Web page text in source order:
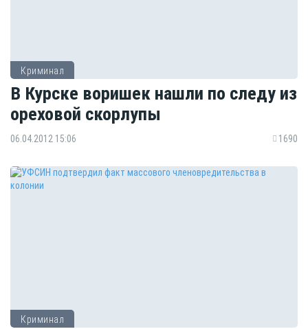
Криминал
В Курске воришек нашли по следу из
ореховой скорлупы
06.04.2012 15:06 1690
Криминал